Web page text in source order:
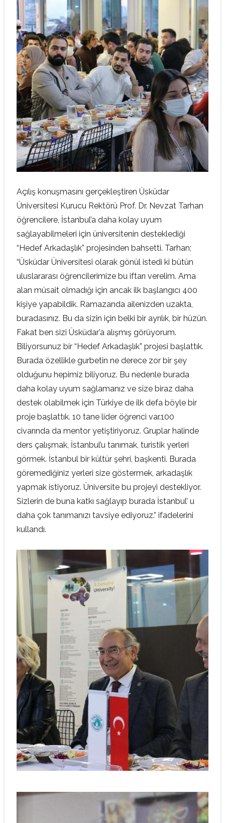
Açılış konuşmasını gerçekleştiren Üsküdar
Üniversitesi Kurucu Rektörü Prof. Dr. Nevzat Tarhan
öğrencilere, İstanbul’a daha kolay uyum
sağlayabilmeleri için üniversitenin desteklediği
“Hedef Arkadaşlık” projesinden bahsetti. Tarhan;
“Üsküdar Üniversitesi olarak gönül istedi ki bütün
uluslararası öğrencilerimize bu iftarı verelim. Ama
alan müsait olmadığı için ancak ilk başlangıcı 400
kişiye yapabildik. Ramazanda ailenizden uzakta,
buradasınız. Bu da sizin için belki bir ayrılık, bir hüzün.
Fakat ben sizi Üsküdar’a alışmış görüyorum.
Biliyorsunuz bir “Hedef Arkadaşlık” projesi başlattık.
Burada özellikle gurbetin ne derece zor bir şey
olduğunu hepimiz biliyoruz. Bu nedenle burada
daha kolay uyum sağlamanız ve size biraz daha
destek olabilmek için Türkiye de ilk defa böyle bir
proje başlattık. 10 tane lider öğrenci var.100
civarında da mentor yetiştiriyoruz. Gruplar halinde
ders çalışmak, İstanbul’u tanımak, turistik yerleri
görmek. İstanbul bir kültür şehri, başkenti. Burada
göremediğiniz yerleri size göstermek, arkadaşlık
yapmak istiyoruz. Üniversite bu projeyi destekliyor.
Sizlerin de buna katkı sağlayıp burada İstanbul’ u
daha çok tanımanızı tavsiye ediyoruz.” ifadelerini
kullandı.